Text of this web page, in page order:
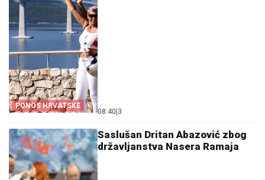
PONOS HRVATSKE
08:40 3
Saslušan Dritan Abazović zbog
državljanstva Nasera Ramaja